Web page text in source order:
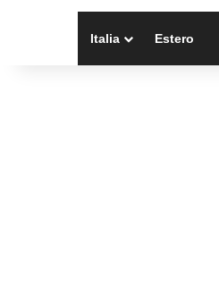
Italia Estero